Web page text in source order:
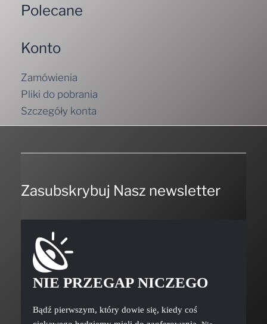
Polecane
Konto
Zamówienia
Pliki do pobrania
Szczegóły konta
Zasubskrybuj Nasz newsletter
NIE PRZEGAP NICZEGO
Bądź pierwszym, który dowie się, kiedy coś